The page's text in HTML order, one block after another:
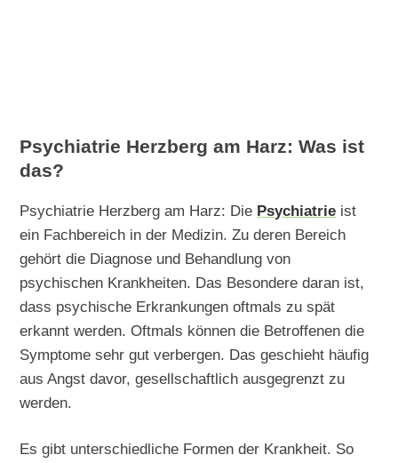
Psychiatrie Herzberg am Harz: Was ist
das?
Psychiatrie Herzberg am Harz: Die Psychiatrie ist
ein Fachbereich in der Medizin. Zu deren Bereich
gehört die Diagnose und Behandlung von
psychischen Krankheiten. Das Besondere daran ist,
dass psychische Erkrankungen oftmals zu spät
erkannt werden. Oftmals können die Betroffenen die
Symptome sehr gut verbergen. Das geschieht häufig
aus Angst davor, gesellschaftlich ausgegrenzt zu
werden.
Es gibt unterschiedliche Formen der Krankheit. So